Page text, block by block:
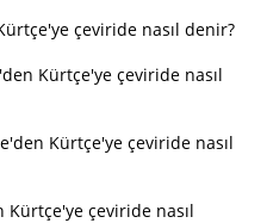
çeviride nasıl denir?
Kürtçe'ye çeviride nasıl
Kürtçe'ye çeviride nasıl
Kürtçe'ye çeviride nasıl